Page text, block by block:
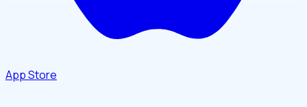
App Store